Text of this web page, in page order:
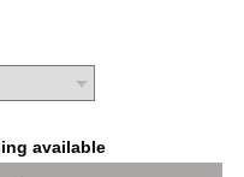
available